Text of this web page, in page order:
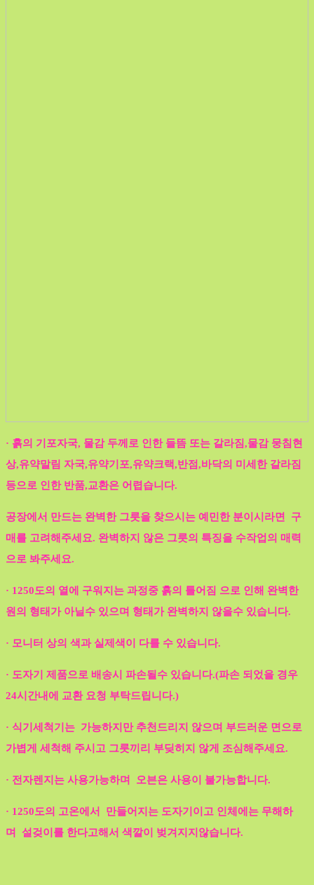
· 흙의 기포자국, 물감 두께로 인한 들뜸 또는 갈라짐,물감 뭉침현
상,유약말림 자국,유약기포,유약크랙,반점,바닥의 미세한 갈라짐
등으로 인한 반품,교환은 어렵습니다.
공장에서 만드는 완벽한 그릇을 찾으시는 예민한 분이시라면 구
매를 고려해주세요. 완벽하지 않은 그릇의 특징을 수작업의 매력
으로 봐주세요.
· 1250도의 열에 구워지는 과정중 흙의 틀어짐 으로 인해 완벽한
원의 형태가 아닐수 있으며 형태가 완벽하지 않을수 있습니다.
· 모니터 상의 색과 실제색이 다를 수 있습니다.
· 도자기 제품으로 배송시 파손될수 있습니다.(파손 되었을 경우
24시간내에 교환 요청 부탁드립니다.)
· 식기세척기는 가능하지만 추천드리지 않으며 부드러운 면으로
가볍게 세척해 주시고 그릇끼리 부딪히지 않게 조심해주세요.
· 전자렌지는 사용가능하며 오븐은 사용이 불가능합니다.
· 1250도의 고온에서 만들어지는 도자기이고 인체에는 무해하
며 설겆이를 한다고해서 색깔이 벚겨지지않습니다.